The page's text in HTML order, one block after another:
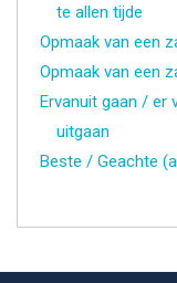
te allen tijde
Opmaak van een
Opmaak van een
Ervanuit gaan / er
uitgaan
Beste / Geachte